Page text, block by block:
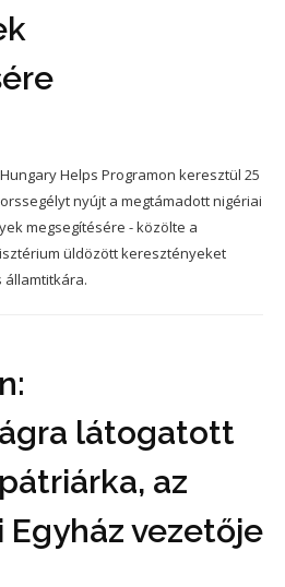
Helps Programon keresztül 25
nyújt a megtámadott nigériai
megsegítésére - közölte a
üldözött keresztényeket
államtitkára.
látogatott
az
Egyház vezetője